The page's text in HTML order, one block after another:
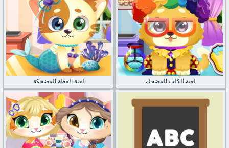
لعبة القطة المضحكة لعبة الكلب المضحك